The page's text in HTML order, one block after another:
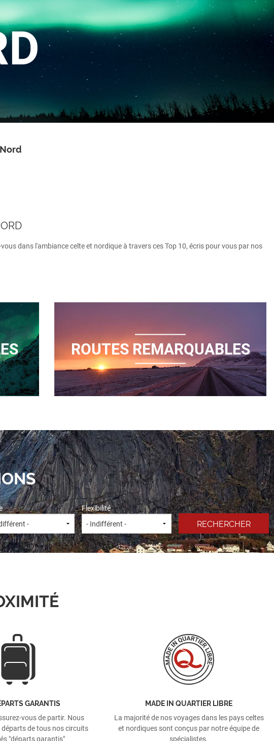
dans l'ambiance celte et nordique à travers ces Top 10, écris pour vous par nos
ROUTES REMARQUABLES
Flexibilité
GARANTIS
vous de partir. Nous
de tous nos circuits
"départs garantis"
MADE IN QUARTIER LIBRE
La majorité de nos voyages dans les pays celtes
et nordiques sont conçus par notre équipe de
spécialistes.